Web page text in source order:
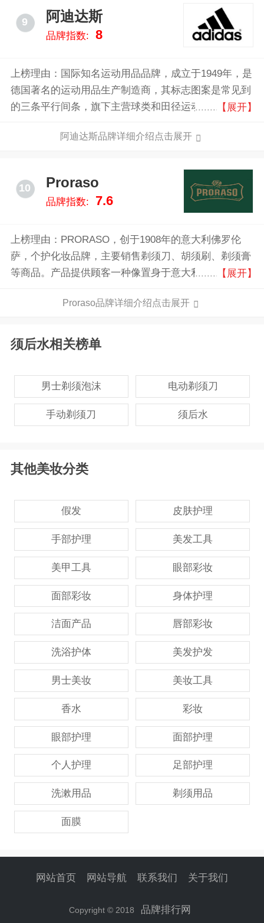
渐被男士信赖。
9 阿迪达斯
品牌指数: 8
上榜理由：国际知名运动用品品牌，成立于1949年，是
德国著名的运动用品生产制造商，其标志图案是常见到
的三条平行间条，旗下主营球类和田径运动服饰、运动
和护肤品等。
【展开】
阿迪达斯品牌详细介绍点击展开
10 Proraso
品牌指数: 7.6
上榜理由：PRORASO，创于1908年的意大利佛罗伦
萨，个护化妆品牌，主要销售剃须刀、胡须刷、剃须膏
等商品。产品提供顾客一种像置身于意大利式的生活态
【展开】
Proraso品牌详细介绍点击展开
须后水相关榜单
男士剃须泡沫 电动剃须刀
手动剃须刀 须后水
其他美妆分类
假发 皮肤护理
手部护理 美发工具
美甲工具 眼部彩妆
面部彩妆 身体护理
洁面产品 唇部彩妆
洗浴护体 美发护发
男士美妆 美妆工具
香水 彩妆
眼部护理 面部护理
个人护理 足部护理
洗漱用品 剃须用品
面膜
网站首页 网站导航 联系我们 关于我们
Copyright © 2018 品牌排行网